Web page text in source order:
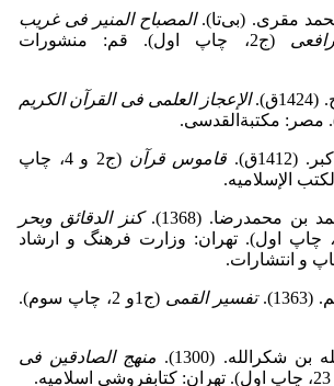
مقری. (بی‌تا).المصباح المنیر فی غریب
(ج2، چاپ اول). قم: منشورات
الإعجاز العلمی فی القرآن الکریم
مصر: مکتبةالقدسی.
قاموس قرآن
(ج2 و 4، چاپ
الإسلامیه.
‌محمدرضا. (1368).
کنز الدقائق وبحر
، چاپ اول). تهران: وزارت فرهنگ و ارشاد
و انتشارات.
تفسیر القمی
(ج1و 2، چاپ سوم).
شکرالله. (1300).
منهج الصادقین فی